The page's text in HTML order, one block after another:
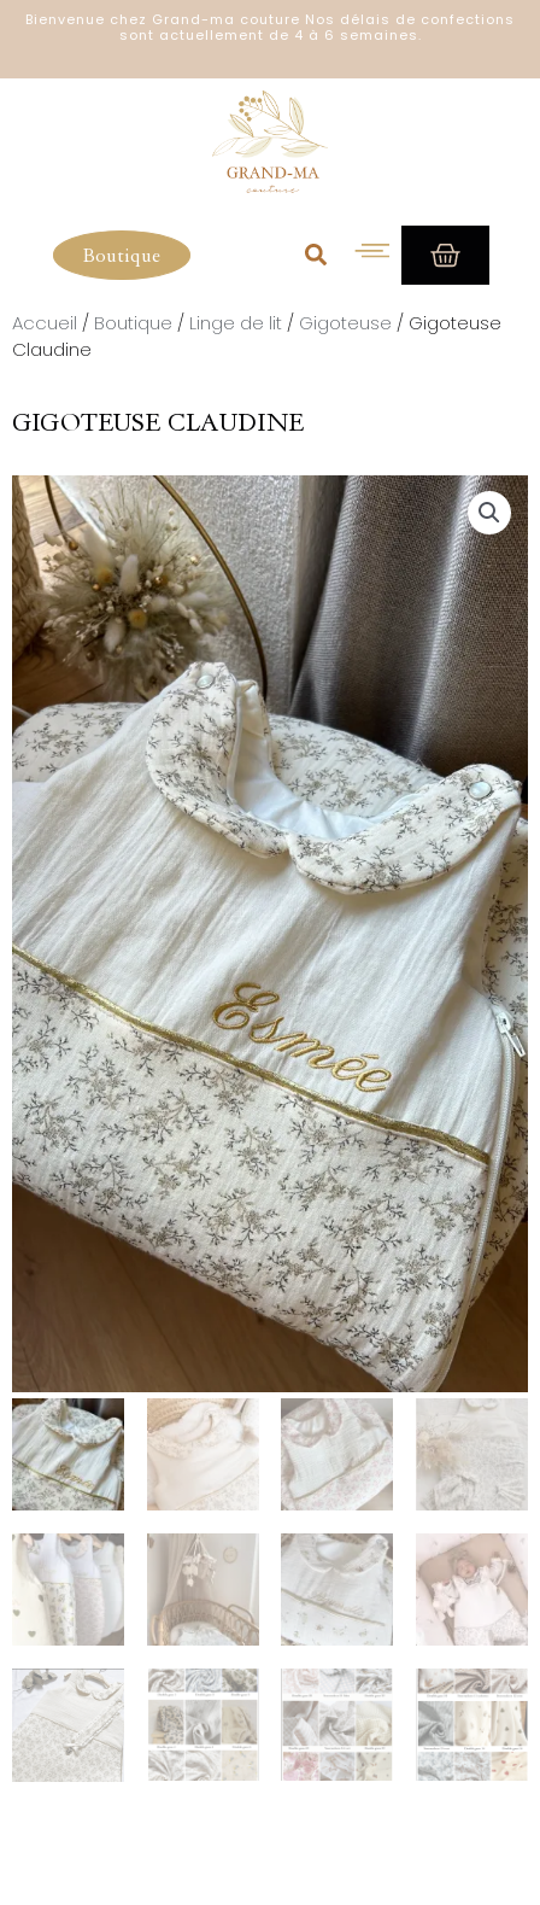
AllerBienvenue chez Grand-ma couture Nos délais de confections
sont actuellement de 4 à 6 semaines.
Boutique
Accueil / Boutique / Linge de lit / Gigoteuse / Gigoteuse
Claudine
GIGOTEUSE CLAUDINE